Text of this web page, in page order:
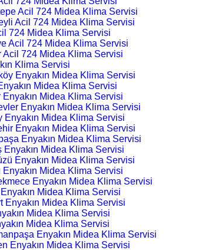
Acil 724 Midea Klima Servisi
Acil 724 Midea Klima Servisi
724 Midea Klima Servisi
Acil 724 Midea Klima Servisi
Acil 724 Midea Klima Servisi
Klima Servisi
Enyakın Midea Klima Servisi
Midea Klima Servisi
Enyakın Midea Klima Servisi
Enyakın Midea Klima Servisi
Enyakın Midea Klima Servisi
Enyakın Midea Klima Servisi
Enyakın Midea Klima Servisi
Enyakın Midea Klima Servisi
Enyakın Midea Klima Servisi
Enyakın Midea Klima Servisi
Enyakın Midea Klima Servisi
Midea Klima Servisi
Enyakın Midea Klima Servisi
Midea Klima Servisi
Midea Klima Servisi
Enyakın Midea Klima Servisi
Enyakın Midea Klima Servisi